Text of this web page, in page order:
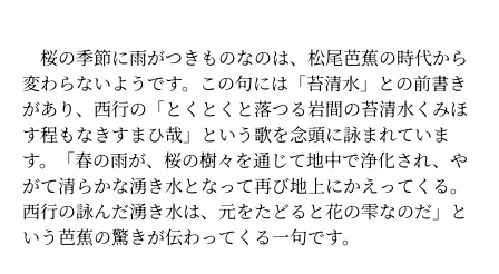
桜の季節に雨がつきものなのは、松尾芭蕉の時代から
変わらないようです。この句には「苔清水」との前書き
があり、西行の「とくとくと落つる岩間の苔清水くみほ
す程もなきすまひ哉」という歌を念頭に詠まれていま
す。「春の雨が、桜の樹々を通じて地中で浄化され、や
がて清らかな湧き水となって再び地上にかえってくる。
西行の詠んだ湧き水は、元をたどると花の雫なのだ」と
いう芭蕉の驚きが伝わってくる一句です。